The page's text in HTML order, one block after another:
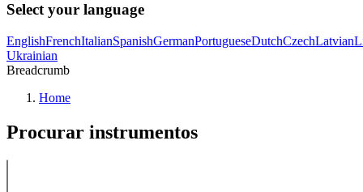
Select your language
EnglishFrenchItalianSpanishGermanPortugueseDutchCzechLatvian
Ukrainian
Breadcrumb
Home
Procurar instrumentos